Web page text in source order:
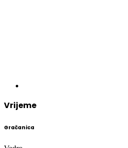
Vrijeme
Gračanica